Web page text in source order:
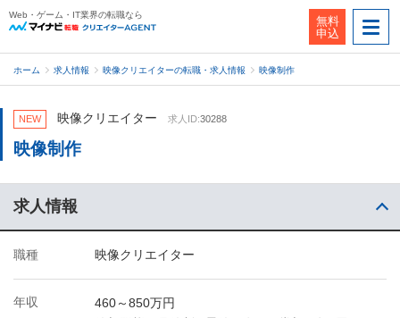
Web・ゲーム・IT業界の転職なら
無料
申込
ホーム 求人情報 映像クリエイターの転職・求人情報 映像制作
NEW 映像クリエイター 求人ID:30288
映像制作
求人情報
職種 映像クリエイター
年収
460～850万円